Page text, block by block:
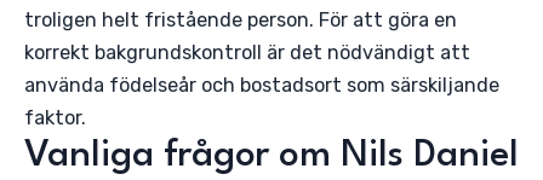
troligen helt fristående person. För att göra en
korrekt bakgrundskontroll är det nödvändigt att
använda födelseår och bostadsort som särskiljande
faktor.
Vanliga frågor om Nils Daniel